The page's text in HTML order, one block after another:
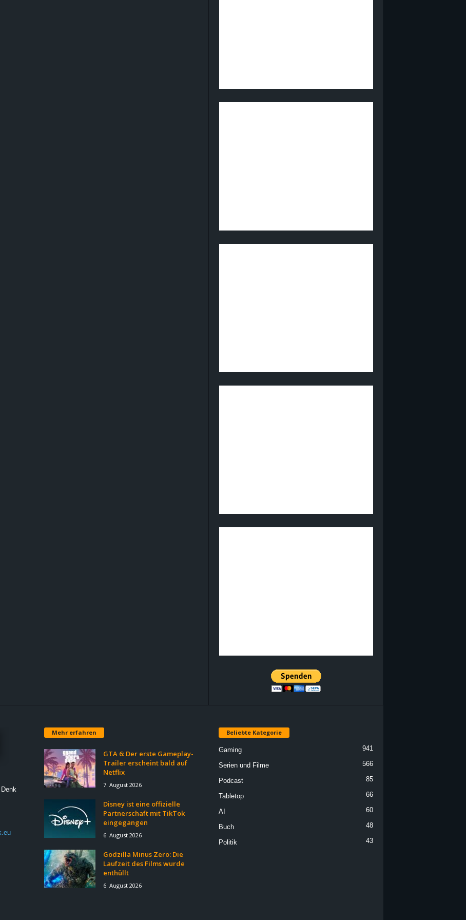
Mehr erfahren
GTA 6: Der erste Gameplay-
Trailer erscheint bald auf
Netflix
7. August 2026
Disney ist eine offizielle
Partnerschaft mit TikTok
eingegangen
6. August 2026
Godzilla Minus Zero: Die
Laufzeit des Films wurde
enthüllt
6. August 2026
Beliebte Kategorie
Gaming 941
Serien und Filme 566
Podcast 85
Tabletop 66
AI 60
Buch 48
Politik 43